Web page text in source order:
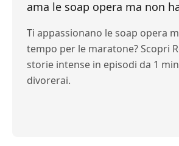
ama le soap opera ma non
Ti appassionano le soap opera
tempo per le maratone? Scopri
storie intense in episodi da 1
divorerai.